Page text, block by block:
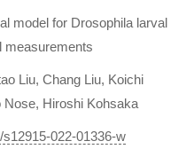
model for Drosophila larval
measurements
Liu, Chang Liu, Koichi
Nose, Hiroshi Kohsaka
022-01336-w